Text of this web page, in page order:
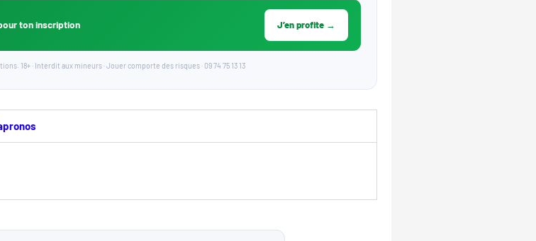
ton inscription J’en profite →
18+ · Interdit aux mineurs · Jouer comporte des risques · 09 74 75 13 13